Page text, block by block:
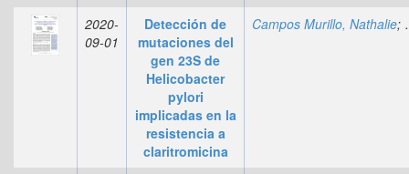
2020-
09-01
Detección de
mutaciones del
gen 23S de
Helicobacter
pylori
implicadas en la
resistencia a
claritromicina
Campos Murillo, Nathalie;